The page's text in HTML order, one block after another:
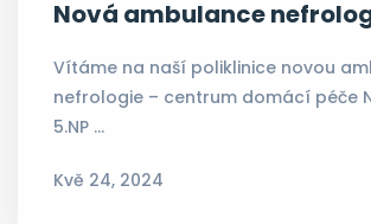
Nová ambulance
Vítáme na naší poliklinice novou
nefrologie – centrum domácí péče
5.NP …
Kvě 24, 2024